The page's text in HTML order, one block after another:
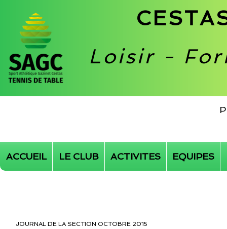
Loisir -
ACCUEIL LE CLUB ACTIVITES EQUIPES
JOURNAL DE LA SECTION OCTOBRE 2015